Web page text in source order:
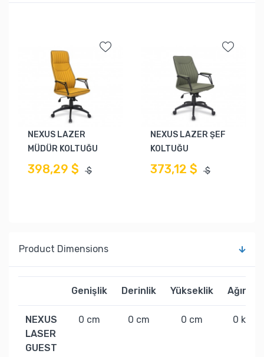
NEXUS LAZER
MÜDÜR KOLTUĞU
398,29 $ $
NEXUS LAZER ŞEF
KOLTUĞU
373,12 $ $
Product Dimensions
Genişlik Derinlik Yükseklik Ağırlık
NEXUS
LASER
GUEST
0 cm 0 cm 0 cm 0 kg